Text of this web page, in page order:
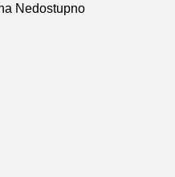
Nedostupno